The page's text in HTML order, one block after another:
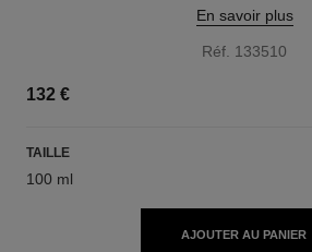
En savoir plus
Réf. 133510
132 €
TAILLE
100 ml
AJOUTER AU PANIER